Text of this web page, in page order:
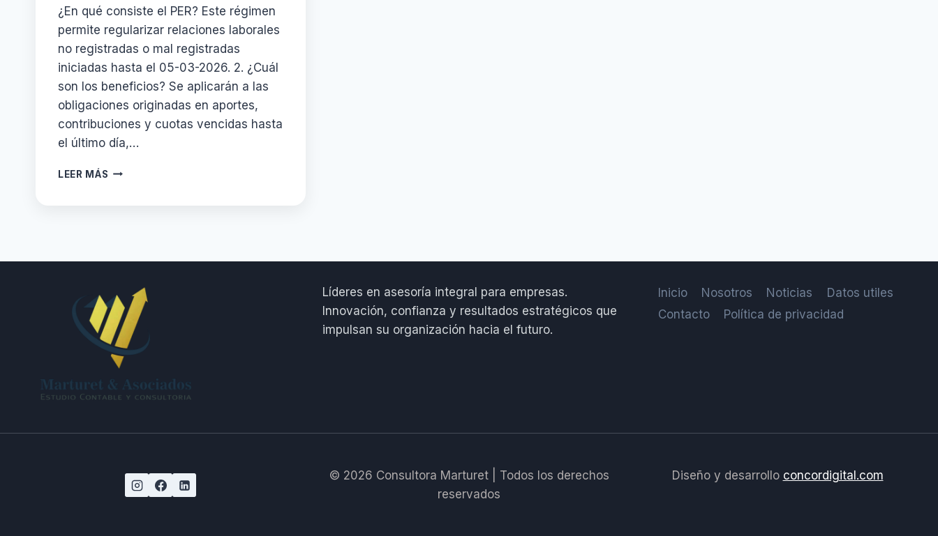
¿En qué consiste el PER? Este régimen
permite regularizar relaciones laborales
no registradas o mal registradas
iniciadas hasta el 05-03-2026. 2. ¿Cuál
son los beneficios? Se aplicarán a las
obligaciones originadas en aportes,
contribuciones y cuotas vencidas hasta
el último día,…
LEER MÁS PER
Líderes en asesoría integral para empresas.
Innovación, confianza y resultados estratégicos que
impulsan su organización hacia el futuro.
Inicio Nosotros Noticias
Datos utiles
Contacto
Política de privacidad
© 2026 Consultora Marturet | Todos los derechos
reservados
Diseño y desarrollo concordigital.com